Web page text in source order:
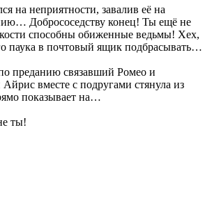
на неприятности, завалив её на
Добрососедству конец! Ты ещё не
способны обиженные ведьмы! Хех,
паука в почтовый ящик подбрасывать…
преданию связавший Ромео и
вместе с подругами стянула из
показывает на…
ты!